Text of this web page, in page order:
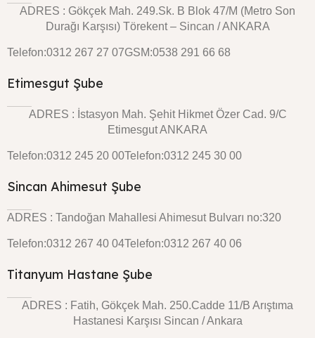
ADRES : Gökçek Mah. 249.Sk. B Blok 47/M (Metro Son
Durağı Karşısı) Törekent – Sincan / ANKARA
Telefon:0312 267 27 07GSM:0538 291 66 68
Etimesgut Şube
ADRES : İstasyon Mah. Şehit Hikmet Özer Cad. 9/C
Etimesgut ANKARA
Telefon:0312 245 20 00Telefon:0312 245 30 00
Sincan Ahimesut Şube
ADRES : Tandoğan Mahallesi Ahimesut Bulvarı no:320
Telefon:0312 267 40 04Telefon:0312 267 40 06
Titanyum Hastane Şube
ADRES : Fatih, Gökçek Mah. 250.Cadde 11/B Arıştıma
Hastanesi Karşısı Sincan / Ankara